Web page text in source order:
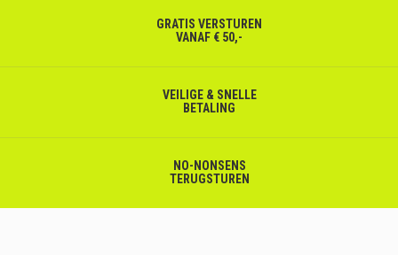
GRATIS VERSTUREN
VANAF € 50,-
VEILIGE & SNELLE
BETALING
NO-NONSENS
TERUGSTUREN